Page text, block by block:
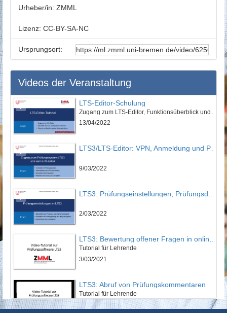
Urheber/in: ZMML
Lizenz: CC-BY-SA-NC
Ursprungsort:
Videos der Veranstaltung
LTS-Editor-Schulung
13/04/2022
LTS3/LTS-Editor: VPN, Anmeldung und Passwort
9/03/2022
2/03/2022
LTS3: Bewertung offener Fragen in online-Prüfungen
Tutorial für Lehrende
3/03/2021
LTS3: Abruf von Prüfungskommentaren
Tutorial für Lehrende
12/03/2021